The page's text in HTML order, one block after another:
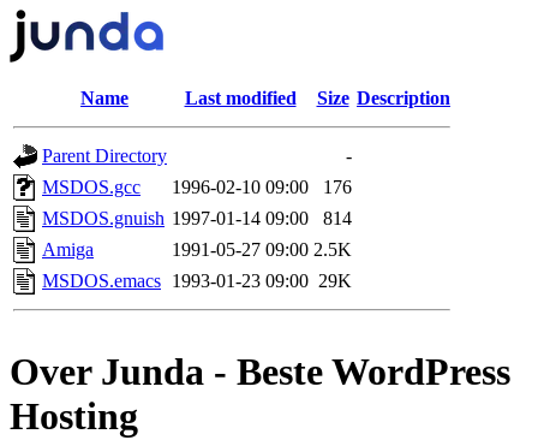
Name Last modified Size Description
Parent Directory
-
MSDOS.gcc
1996-02-10 09:00
176
MSDOS.gnuish 1997-01-14 09:00
814
Amiga
1991-05-27 09:00 2.5K
MSDOS.emacs 1993-01-23 09:00 29K
Over Junda - Beste WordPress
Hosting